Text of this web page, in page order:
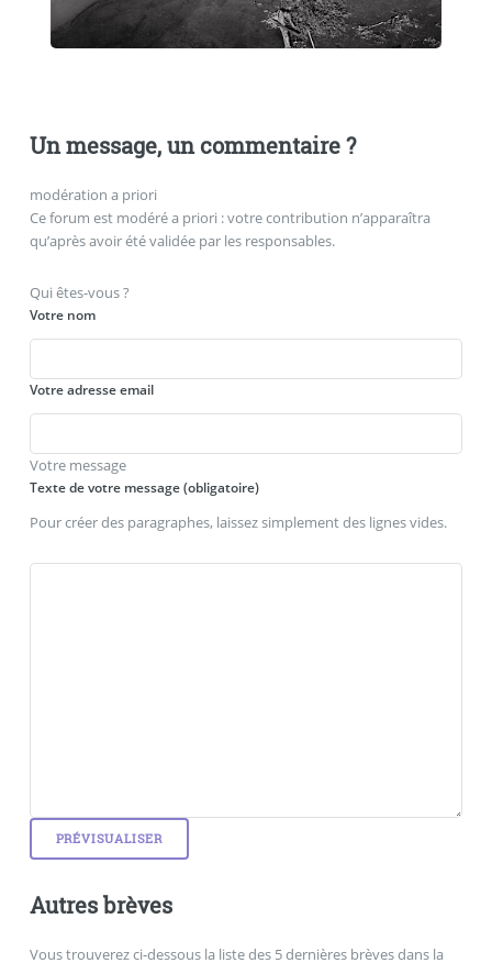
Un message, un commentaire ?
modération a priori
Ce forum est modéré a priori : votre contribution n’apparaîtra
qu’après avoir été validée par les responsables.
Qui êtes-vous ?
Votre nom
Votre adresse email
Votre message
Texte de votre message (obligatoire)
Pour créer des paragraphes, laissez simplement des lignes vides.
Autres brèves
Vous trouverez ci-dessous la liste des 5 dernières brèves dans la